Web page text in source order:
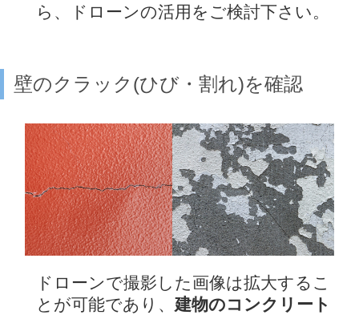
ら、ドローンの活用をご検討下さい。
壁のクラック(ひび・割れ)を確認
ドローンで撮影した画像は拡大するこ
とが可能であり、 建物のコンクリート